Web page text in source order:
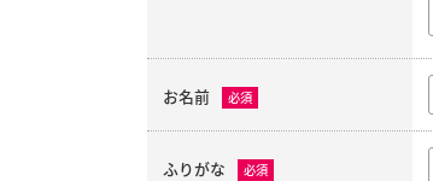
お名前 必須
ふりがな 必須